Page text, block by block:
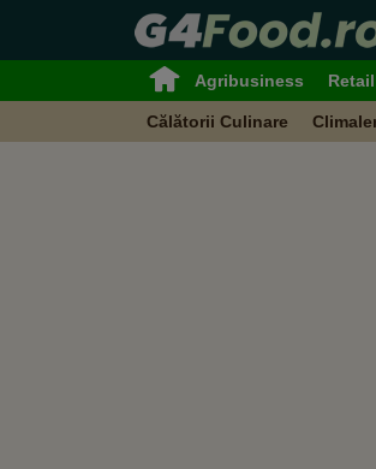
Agribusiness Retail
Călătorii Culinare